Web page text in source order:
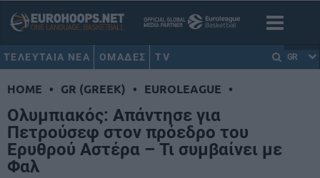
ΤΕΛΕΥΤΑΙΑ ΝΕΑ ΟΜΑΔΕΣ TV GR
HOME • GR (GREEK) • EUROLEAGUE •
Ολυμπιακός: Απάντησε για
Πετρούσεφ στον πρόεδρο του
Ερυθρού Αστέρα – Τι συμβαίνει με
Φαλ